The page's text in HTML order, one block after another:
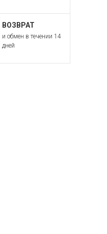
ВОЗВРАТ
и обмен в течении 14
дней